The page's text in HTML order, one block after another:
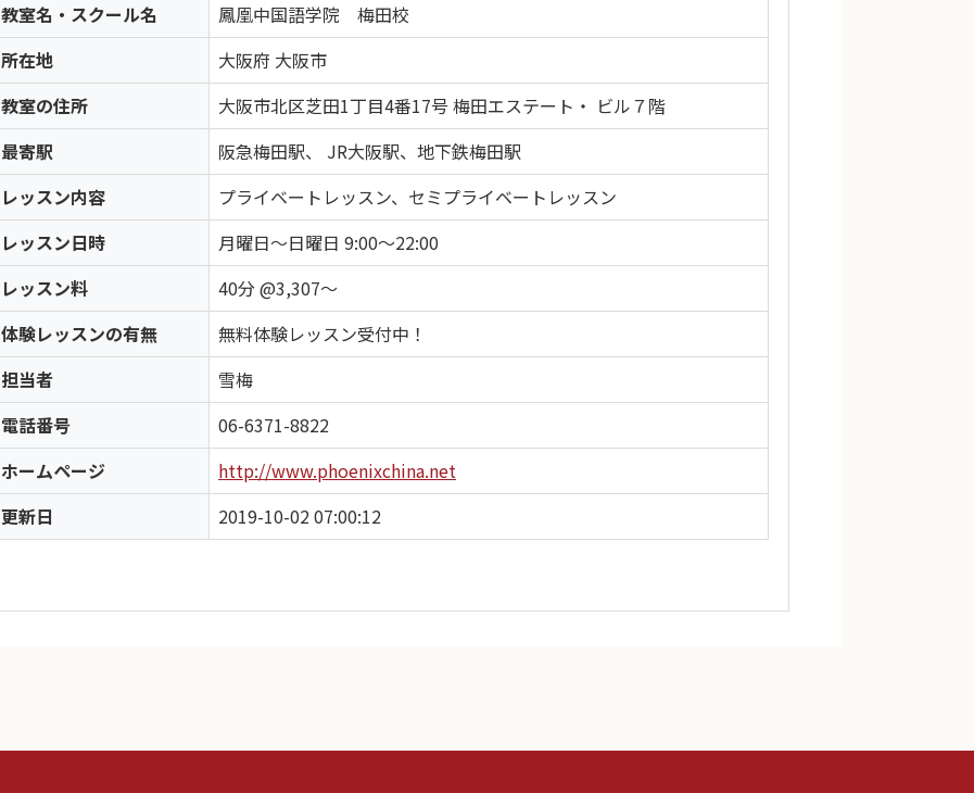
教室名・スクール名
鳳凰中国語学院 梅田校
所在地
大阪府 大阪市
教室の住所
大阪市北区芝田1丁目4番17号 梅田エステート・ ビル７階
最寄駅
阪急梅田駅、 JR大阪駅、地下鉄梅田駅
レッスン内容
プライベートレッスン、セミプライベートレッスン
レッスン日時
月曜日〜日曜日 9:00〜22:00
レッスン料
40分 @3,307〜
体験レッスンの有無
無料体験レッスン受付中！
担当者
雪梅
電話番号
06-6371-8822
ホームページ
http://www.phoenixchina.net
更新日
2019-10-02 07:00:12